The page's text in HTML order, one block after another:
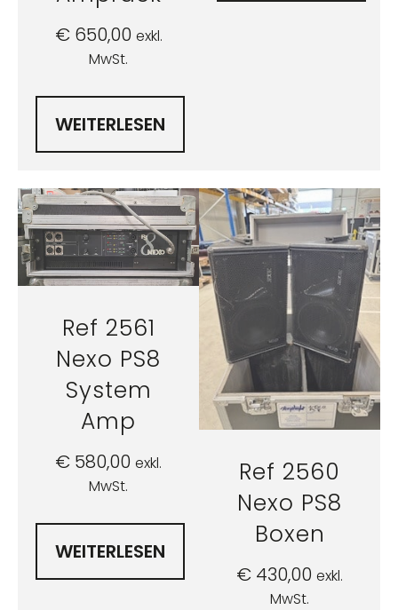
€650,00 exkl.
MwSt.
WEITERLESEN
Ref 2561
Nexo PS8
System
Amp
€ 580,00 exkl.
MwSt.
WEITERLESEN
Ref 2560
Nexo PS8
Boxen
€ 430,00 exkl.
MwSt.